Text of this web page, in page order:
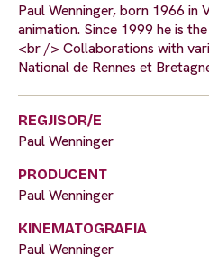
Paul Wenninger, born 1966 in
animation. Since 1999 he is
<br /> Collaborations with
National de Rennes et
REGJISOR/E
Paul Wenninger
PRODUCENT
Paul Wenninger
KINEMATOGRAFIA
Paul Wenninger